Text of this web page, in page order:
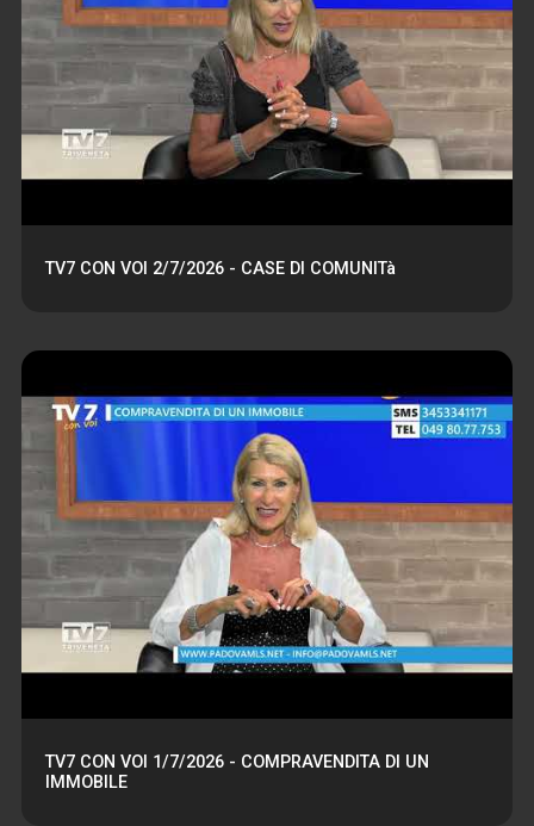
TV7 CON VOI 2/7/2026 - CASE DI COMUNITà
TV7 CON VOI 1/7/2026 - COMPRAVENDITA DI UN
IMMOBILE